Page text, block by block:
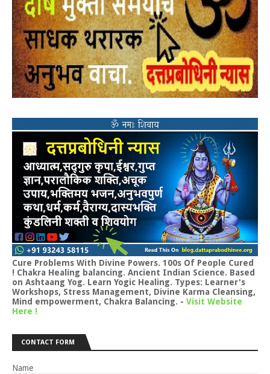
Cure Problems With Divine Powers. 100s Of People Cured
! Chakra Healing balancing. Ancient Indian Science. Based
on Ashtaang Yog. Learn Yogic Healing. Types: Learner's
Workshops, Stress Management, Divine Karma Cleansing,
Mind empowerment, Chakra Balancing. - Visit Website
Here !
CONTACT FORM
Name